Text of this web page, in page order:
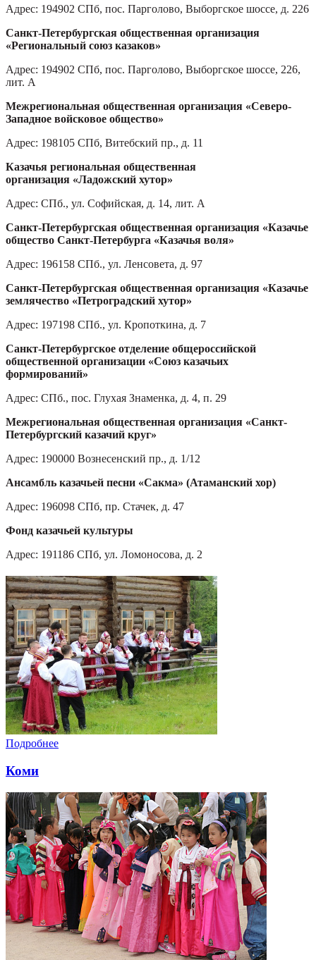
Адрес: 194902 СПб, пос. Парголово, Выборгское шоссе, д. 226
Санкт-Петербургская общественная организация
«Региональный союз казаков»
Адрес: 194902 СПб, пос. Парголово, Выборгское шоссе, 226,
лит. А
Межрегиональная общественная организация «Северо-
Западное войсковое общество»
Адрес: 198105 СПб, Витебский пр., д. 11
Казачья региональная общественная
организация «Ладожский хутор»
Адрес: СПб., ул. Софийская, д. 14, лит. А
Санкт-Петербургская общественная организация «Казачье
общество Санкт-Петербурга «Казачья воля»
Адрес: 196158 СПб., ул. Ленсовета, д. 97
Санкт-Петербургская общественная организация «Казачье
землячество «Петроградский хутор»
Адрес: 197198 СПб., ул. Кропоткина, д. 7
Санкт-Петербургское отделение общероссийской
общественной организации «Союз казачьих
формирований»
Адрес: СПб., пос. Глухая Знаменка, д. 4, п. 29
Межрегиональная общественная организация «Санкт-
Петербургский казачий круг»
Адрес: 190000 Вознесенский пр., д. 1/12
Ансамбль казачьей песни «Сакма» (Атаманский хор)
Адрес: 196098 СПб, пр. Стачек, д. 47
Фонд казачьей культуры
Адрес: 191186 СПб, ул. Ломоносова, д. 2
Подробнее
Коми